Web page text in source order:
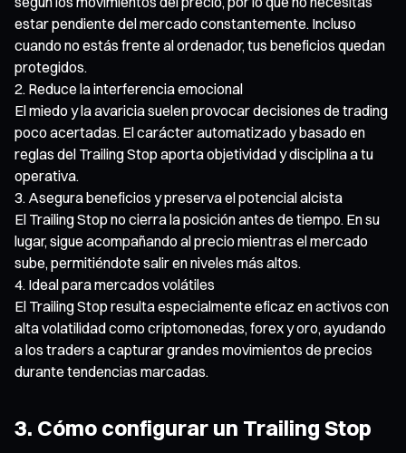
estar pendiente del mercado constantemente. Incluso
cuando no estás frente al ordenador, tus beneficios quedan
protegidos.
Reduce la interferencia emocional
El miedo y la avaricia suelen provocar decisiones de trading
poco acertadas. El carácter automatizado y basado en
reglas del Trailing Stop aporta objetividad y disciplina a tu
operativa.
Asegura beneficios y preserva el potencial alcista
El Trailing Stop no cierra la posición antes de tiempo. En su
lugar, sigue acompañando al precio mientras el mercado
sube, permitiéndote salir en niveles más altos.
Ideal para mercados volátiles
El Trailing Stop resulta especialmente eficaz en activos con
alta volatilidad como criptomonedas, forex y oro, ayudando
a los traders a capturar grandes movimientos de precios
durante tendencias marcadas.
3. Cómo configurar un Trailing Stop